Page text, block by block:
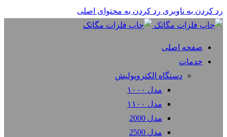
رد کردن به ناوبری رد کردن به محتوای اصلی
صفحه اصلی
خدمات
دستگاه الکتروپولیش
مدل ۱۰۰۰
مدل ۱۱۰۰
مدل 2000
مدل 2500